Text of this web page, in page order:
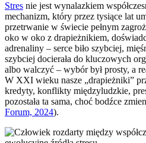
Stres nie jest wynalazkiem
mechanizm, który przez tysiące lat
przetrwanie w świecie pełnym
oko w oko z drapieżnikiem,
adrenaliny – serce biło szybciej,
szybciej docierała do kluczowych
albo walczyć – wybór był prosty, a
W XXI wieku nasze „drapieżniki”
kredyty, konflikty międzyludzkie,
pozostała ta sama, choć bodźce
Forum, 2024).